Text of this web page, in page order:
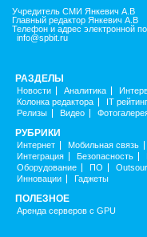
Учредитель СМИ Янкевич А.В
Главный редактор Янкевич А.В
Телефон и адрес электронной
info@spbit.ru
РАЗДЕЛЫ
Новости Аналитика
Колонка редактора
IT рейтинг
Релизы
Видео
РУБРИКИ
Интернет Мобильная связь
Интеграция
Безопасность
Оборудование
ПО
Инновации
Гаджеты
ПОЛЕЗНОЕ
Аренда серверов с GPU